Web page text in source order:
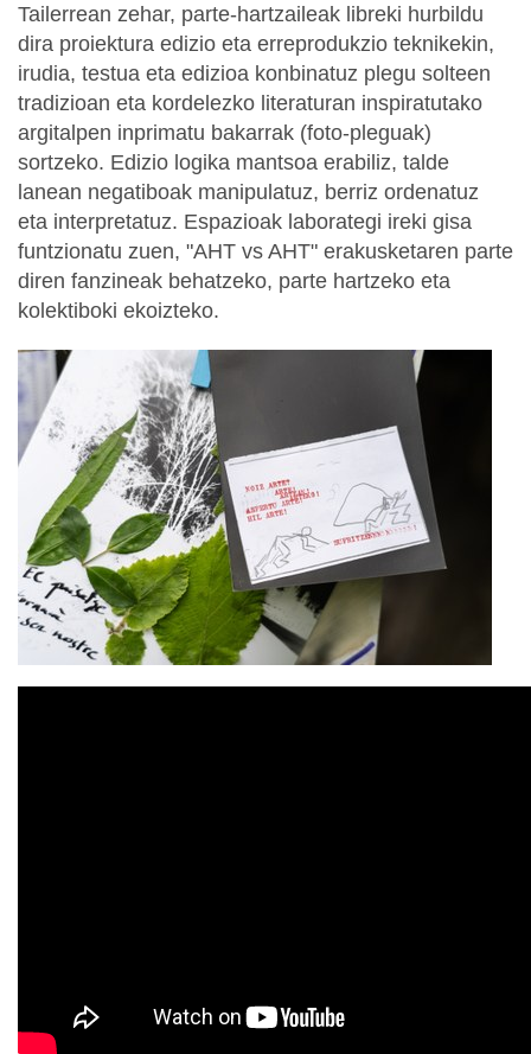
Tailerrean zehar, parte-hartzaileak libreki hurbildu
dira proiektura edizio eta erreprodukzio teknikekin,
irudia, testua eta edizioa konbinatuz plegu solteen
tradizioan eta kordelezko literaturan inspiratutako
argitalpen inprimatu bakarrak (foto-pleguak)
sortzeko. Edizio logika mantsoa erabiliz, talde
lanean negatiboak manipulatuz, berriz ordenatuz
eta interpretatuz. Espazioak laborategi ireki gisa
funtzionatu zuen, "AHT vs AHT" erakusketaren parte
diren fanzineak behatzeko, parte hartzeko eta
kolektiboki ekoizteko.